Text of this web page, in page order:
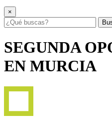
×
SEGUNDA
EN MURCIA